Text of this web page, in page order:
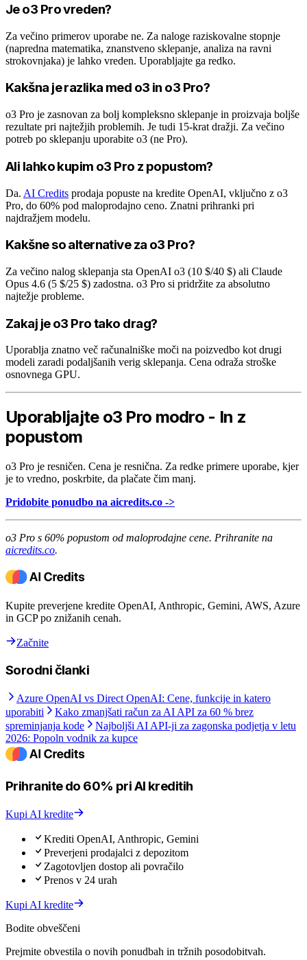
Je o3 Pro vreden?
Za večino primerov uporabe ne. Za naloge raziskovalne stopnje
(napredna matematika, znanstveno sklepanje, analiza na ravni
strokovnjaka) je lahko vreden. Uporabljajte ga redko.
Kakšna je razlika med o3 in o3 Pro?
o3 Pro je zasnovan za bolj kompleksno sklepanje in proizvaja boljše
rezultate pri najtežjih problemih. Je tudi 15-krat dražji. Za večino
potreb po sklepanju uporabite o3 (ne Pro).
Ali lahko kupim o3 Pro z popustom?
Da. AI Credits prodaja popuste na kredite OpenAI, vključno z o3
Pro, do 60% pod maloprodajno ceno. Znatni prihranki pri
najdražjem modelu.
Kakšne so alternative za o3 Pro?
Za večino nalog sklepanja sta OpenAI o3 (10 $/40 $) ali Claude
Opus 4.6 (5 $/25 $) zadostna. o3 Pro si pridržite za absolutno
najtežje probleme.
Zakaj je o3 Pro tako drag?
Uporablja znatno več računalniške moči na poizvedbo kot drugi
modeli zaradi podaljšanih verig sklepanja. Cena odraža stroške
osnovnega GPU.
Uporabljajte o3 Pro modro - In z
popustom
o3 Pro je resničen. Cena je resnična. Za redke primere uporabe, kjer
je to vredno, poskrbite, da plačate čim manj.
Pridobite ponudbo na aicredits.co ->
o3 Pro s 60% popustom od maloprodajne cene. Prihranite na
aicredits.co.
Kupite preverjene kredite OpenAI, Anthropic, Gemini, AWS, Azure
in GCP po znižanih cenah.
Začnite
Sorodni članki
Azure OpenAI vs Direct OpenAI: Cene, funkcije in katero
uporabiti
Kako zmanjšati račun za AI API za 60 % brez
spreminjanja kode
Najboljši AI API-ji za zagonska podjetja v letu
2026: Popoln vodnik za kupce
Prihranite do 60% pri AI kreditih
Kupi AI kredite
Krediti OpenAI, Anthropic, Gemini
Preverjeni prodajalci z depozitom
Zagotovljen dostop ali povračilo
Prenos v 24 urah
Kupi AI kredite
Bodite obveščeni
Prejmite obvestila o novih ponudbah in tržnih posodobitvah.